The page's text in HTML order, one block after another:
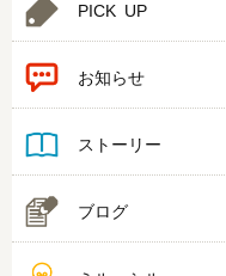
PICK UP
お知らせ
ストーリー
ブログ